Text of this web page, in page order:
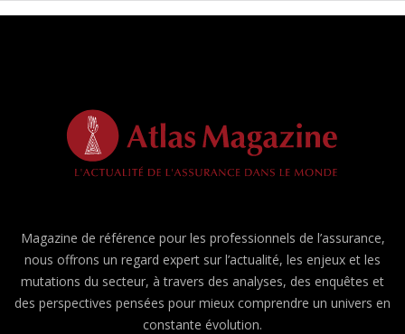
Magazine de référence pour les professionnels de l’assurance,
nous offrons un regard expert sur l’actualité, les enjeux et les
mutations du secteur, à travers des analyses, des enquêtes et
des perspectives pensées pour mieux comprendre un univers en
constante évolution.